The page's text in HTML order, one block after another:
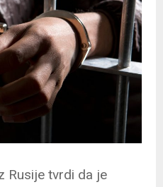
Rusije tvrdi da je